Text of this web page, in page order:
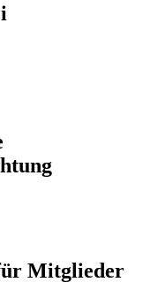
Mitglieder